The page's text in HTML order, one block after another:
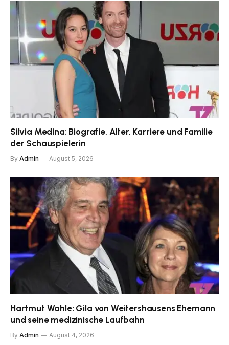
Silvia Medina: Biografie, Alter, Karriere und Familie
der Schauspielerin
By Admin August 5, 2026
Hartmut Wahle: Gila von Weitershausens Ehemann
und seine medizinische Laufbahn
By Admin August 4, 2026